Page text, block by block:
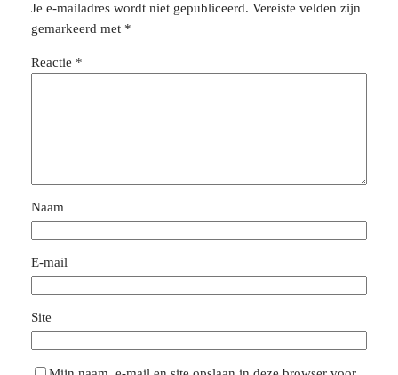
Je e-mailadres wordt niet gepubliceerd. Vereiste velden zijn
gemarkeerd met *
Reactie *
Naam
E-mail
Site